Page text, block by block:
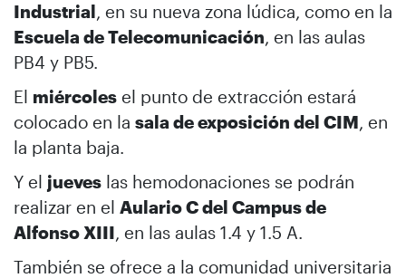
Industrial, en su nueva zona lúdica, como en la
Escuela de Telecomunicación, en las aulas
PB4 y PB5.
El miércoles el punto de extracción estará
colocado en la sala de exposición del CIM, en
la planta baja.
Y el jueves las hemodonaciones se podrán
realizar en el Aulario C del Campus de
Alfonso XIII, en las aulas 1.4 y 1.5 A.
También se ofrece a la comunidad universitaria